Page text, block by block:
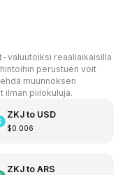
valuutoiksi reaaliaikaisilla
perustuen voit
muunnoksen
ilman piilokuluja.
ZKJto USD
$0.006
ZKJto ARS